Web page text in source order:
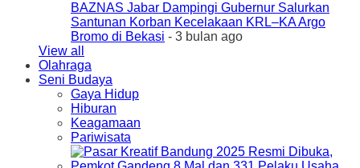
BAZNAS Jabar Dampingi Gubernur Salurkan
Santunan Korban Kecelakaan KRL–KA Argo
Bromo di Bekasi - 3 bulan ago
View all
Olahraga
Seni Budaya
Gaya Hidup
Hiburan
Keagamaan
Pariwisata